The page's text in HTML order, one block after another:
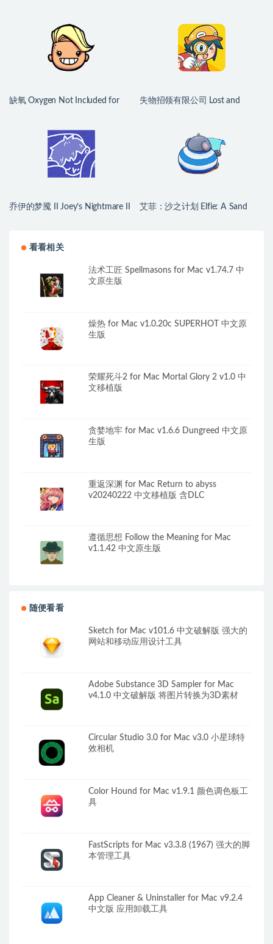
缺氧 Oxygen Not Included for
失物招领有限公司 Lost and
乔伊的梦魇 II Joey’s Nightmare II
艾菲：沙之计划 Elfie: A Sand
看看相关
法术工匠 Spellmasons for Mac v1.74.7 中
文原生版
燥热 for Mac v1.0.20c SUPERHOT 中文原
生版
荣耀死斗2 for Mac Mortal Glory 2 v1.0 中
文移植版
贪婪地牢 for Mac v1.6.6 Dungreed 中文原
生版
重返深渊 for Mac Return to abyss
v20240222 中文移植版 含DLC
遵循思想 Follow the Meaning for Mac
v1.1.42 中文原生版
随便看看
Sketch for Mac v101.6 中文破解版 强大的
网站和移动应用设计工具
Adobe Substance 3D Sampler for Mac
v4.1.0 中文破解版 将图片转换为3D素材
Circular Studio 3.0 for Mac v3.0 小星球特
效相机
Color Hound for Mac v1.9.1 颜色调色板工
具
FastScripts for Mac v3.3.8 (1967) 强大的脚
本管理工具
App Cleaner & Uninstaller for Mac v9.2.4
中文版 应用卸载工具